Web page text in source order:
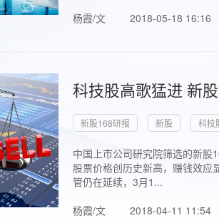
杨霞/文
2018-05-18 16:16
科技股高歌猛进 新
新股168研报 新股 科技
中国上市公司研究院筛选的新股
股票价格创历史新高，赚钱效应
管仍在延续，3月1...
杨霞/文
2018-04-11 11:54